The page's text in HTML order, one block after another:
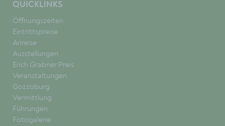
QUICKLINKS
Öffnungszeiten
Eintrittspreise
Anreise
Ausstellungen
Erich Grabner Preis
Veranstaltungen
Gozzoburg
Vermittlung
Führungen
Fotogalerie